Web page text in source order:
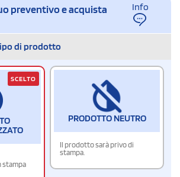
preventivo e acquista
Info
di prodotto
stampa
SCELTO
PRODOTTO NEUTRO
Il prodotto sarà privo di
stampa.